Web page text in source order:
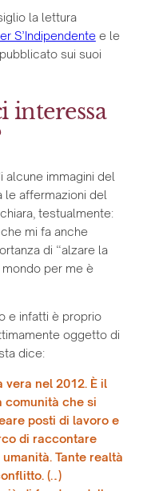
la lettura
S’Indipendentee le
sui suoi
interessa
immagini del
le affermazioni del
testualmente:
che mi fa anche
di “alzare la
per me è
e infatti è proprio
oggetto di
dice:
vera nel 2012. È il
comunità che si
posti di lavoro e
di raccontare
Tante realtà
(…)